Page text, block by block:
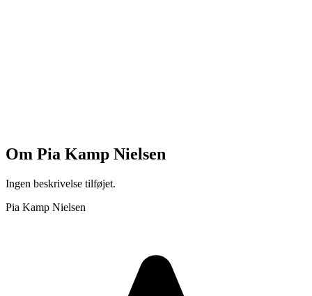
Om Pia Kamp Nielsen
Ingen beskrivelse tilføjet.
Pia Kamp Nielsen